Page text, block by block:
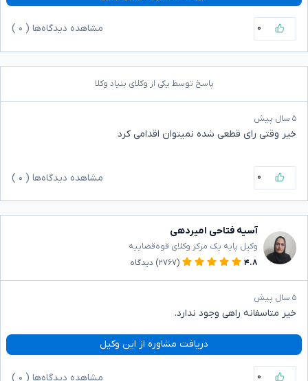
۰ مشاهده دیدگاه‌ها ( ۰
پاسخ توسط یکی از وکلای بنیاد وکلا
۵ سال پیش
خیر وقتی رای قطعی شده نمیتوان اقدامی کرد
۰ مشاهده دیدگاه‌ها ( ۰
آسیه فتاحی امیردهی
وکیل پایه یک مرکز وکلای قوه‌قضاییه
۴.۸
(۲۷۶۷) دیدگاه
۵ سال پیش
خیر متاسفانه راهی وجود ندارد.
دریافت مشاوره از این وکیل
۰ مشاهده دیدگاه‌ها ( ۰